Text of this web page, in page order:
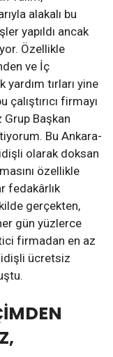
alakalı bu
yapıldı ancak
Özellikle
ve İç
yardım tırları yine
firmayı
Grup Başkan
Bu Ankara-
olarak doksan
özellikle
fedakârlık
gerçekten,
gün yüzlerce
firmadan en az
ücretsiz